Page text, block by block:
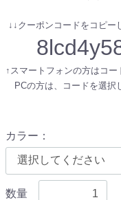
↓↓クーポンコードをコピー
↑スマートフォンの方はコ
PCの方は、コードを選択
カラー ：
数量